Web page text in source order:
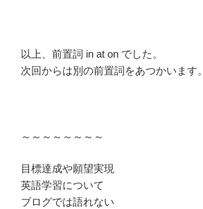
以上、前置詞 in at on でした。
次回からは別の前置詞をあつかいます。
～～～～～～～～
目標達成や願望実現
英語学習について
ブログでは語れない